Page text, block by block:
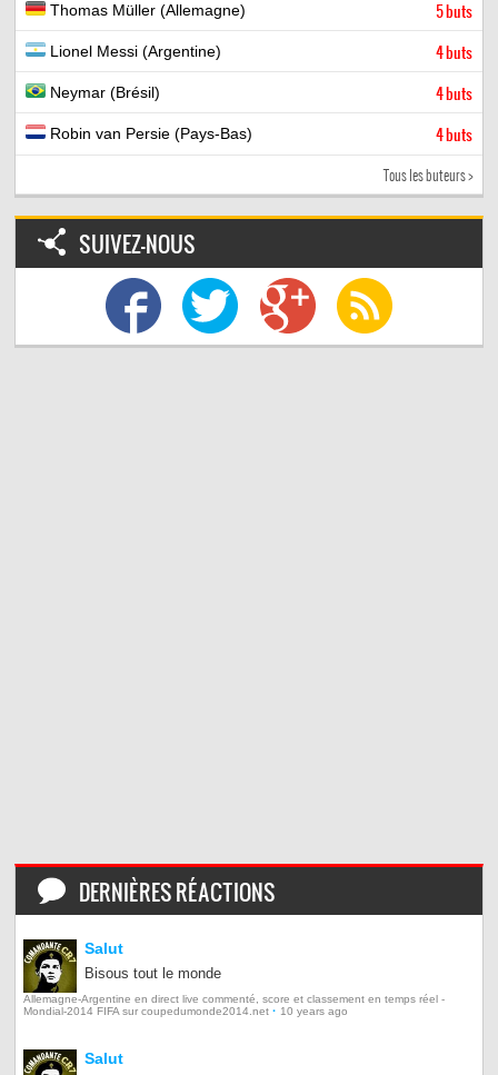
Thomas Müller (Allemagne) 5 buts
Lionel Messi (Argentine) 4 buts
Neymar (Brésil) 4 buts
Robin van Persie (Pays-Bas) 4 buts
Tous les buteurs >
SUIVEZ-NOUS
DERNIÈRES RÉACTIONS
Salut
Bisous tout le monde
Allemagne-Argentine en direct live commenté, score et classement en temps réel -
Mondial-2014 FIFA sur coupedumonde2014.net · 10 years ago
Salut